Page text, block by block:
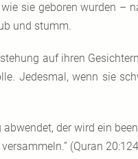
sie geboren wurden –
und stumm.
auf ihren
Jedesmal, wenn sie
der wird ein
(Quran